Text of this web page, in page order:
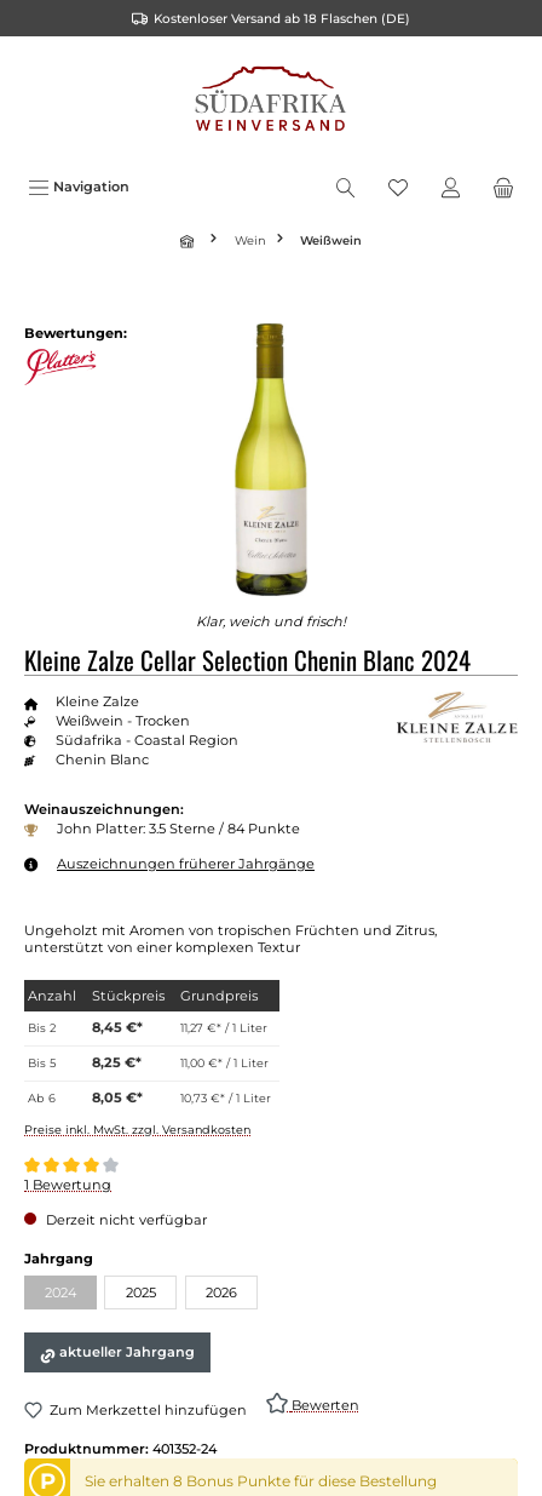
Kostenloser Versand ab 18 Flaschen (DE)
Navigation
Wein Weißwein
Bewertungen:
Klar, weich und frisch!
Kleine Zalze Cellar Selection Chenin Blanc 2024
Kleine Zalze
Weißwein - Trocken
Südafrika - Coastal Region
Chenin Blanc
Weinauszeichnungen:
John Platter: 3.5 Sterne / 84 Punkte
Auszeichnungen früherer Jahrgänge
Ungeholzt mit Aromen von tropischen Früchten und Zitrus,
unterstützt von einer komplexen Textur
Anzahl Stückpreis Grundpreis
Bis2 8,45 €* 11,27 €* / 1 Liter
Bis5 8,25 €* 11,00 €* / 1 Liter
Ab6 8,05 €* 10,73 €* / 1 Liter
Preise inkl. MwSt. zzgl. Versandkosten
Durchschnittliche Bewertung von 4 von 5 Sternen
1 Bewertung
Derzeit nicht verfügbar
Jahrgang
2024 2025 2026
aktueller Jahrgang
Zum Merkzettel hinzufügen Bewerten
Produktnummer: 401352-24
P Sie erhalten 8 Bonus Punkte für diese Bestellung